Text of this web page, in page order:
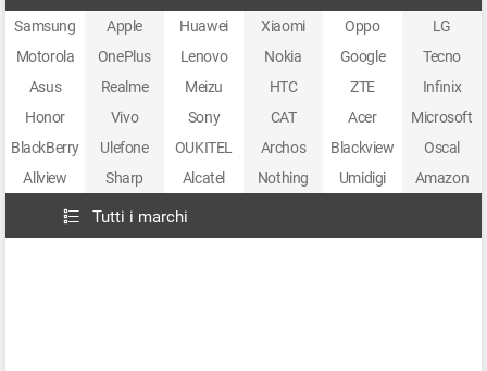
Samsung Apple Huawei Xiaomi Oppo
LG
Motorola
OnePlus Lenovo Nokia Google
Tecno
Asus
Realme Meizu HTC ZTE
Infinix
Honor
Vivo Sony CAT Acer
Microsoft
BlackBerry
Ulefone OUKITEL Archos Blackview
Oscal
Allview
Sharp Alcatel Nothing Umidigi Amazon
Tutti i marchi